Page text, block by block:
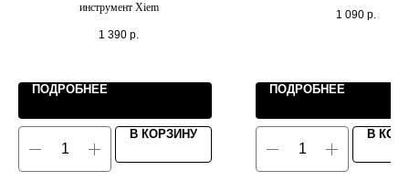
инструмент Xiem
1 390 р.
ПОДРОБНЕЕ
В КОРЗИНУ
1 090 р.
ПОДРОБНЕЕ
В